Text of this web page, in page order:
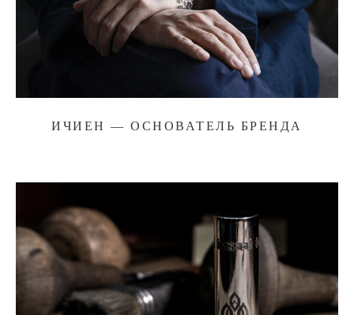
ИЧИЕН — ОСНОВАТЕЛЬ БРЕНДА